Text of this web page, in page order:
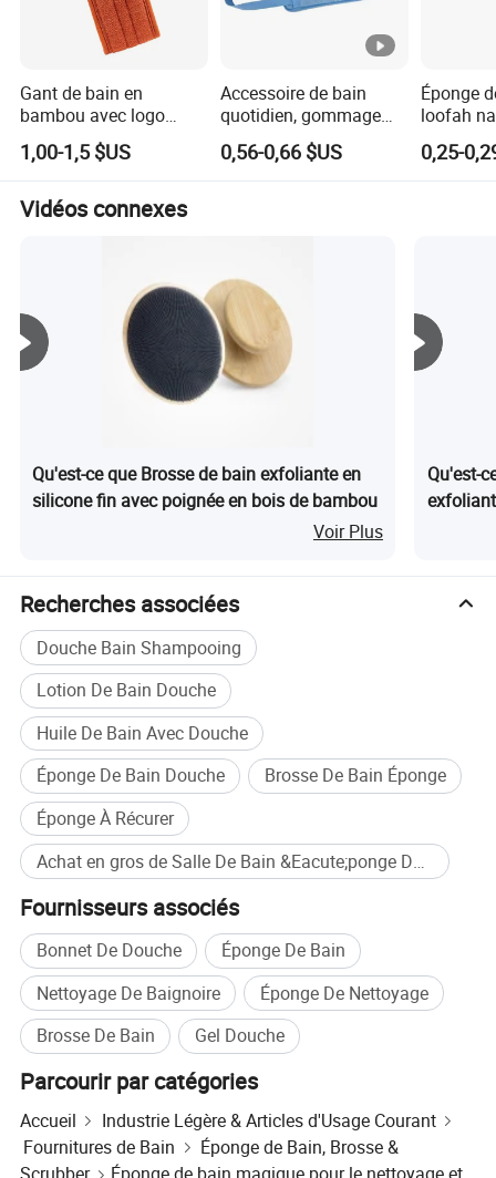
Gant de bain en
bambou avec logo
personnalisé, gommage
exfoliant pour le corps
1,00-1,5 $US
Accessoire de bain
quotidien, gommage
doux pour le dos, pour
la peau
0,56-0,66 $US
Éponge
loofah
corporel
0,25-
Vidéos connexes
Qu'est-ce que Brosse de bain exfoliante en
silicone fin avec poignée en bois de bambou
Voir Plus
Qu'est-
Recherches associées
Douche Bain Shampooing
Lotion De Bain Douche
Huile De Bain Avec Douche
Éponge De Bain Douche
Brosse De Bain Éponge
Éponge À Récurer
Achat en gros de Salle De Bain &Eacute;ponge D&#39;&eacute;purateur
Fournisseurs associés
Bonnet De Douche
Éponge De Bain
Nettoyage De Baignoire
Éponge De Nettoyage
Brosse De Bain
Gel Douche
Parcourir par catégories
Accueil
Industrie Légère & Articles d'Usage Courant
Fournitures de Bain
Éponge de Bain, Brosse &